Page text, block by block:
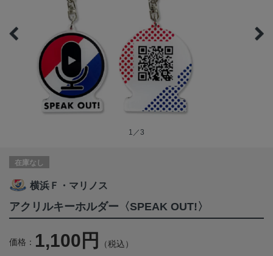
1／3
在庫なし
横浜Ｆ・マリノス
アクリルキーホルダー〈SPEAK OUT!〉
価格： 1,100円 （税込）